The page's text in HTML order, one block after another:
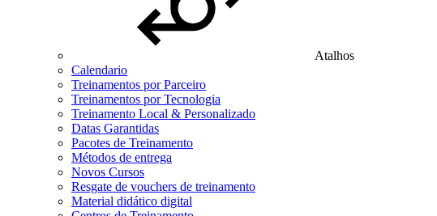
Atalhos
Calendario
Treinamentos por Parceiro
Treinamentos por Tecnologia
Treinamento Local & Personalizado
Datas Garantidas
Pacotes de Treinamento
Métodos de entrega
Novos Cursos
Resgate de vouchers de treinamento
Material didático digital